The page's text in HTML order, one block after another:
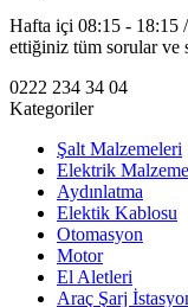
Hafta içi 08:15 - 18:15
ettiğiniz tüm sorular ve
0222 234 34 04
Kategoriler
Şalt Malzemeleri
Elektrik
Aydınlatma
Elektik Kablosu
Otomasyon
Motor
El Aletleri
Araç Şarj